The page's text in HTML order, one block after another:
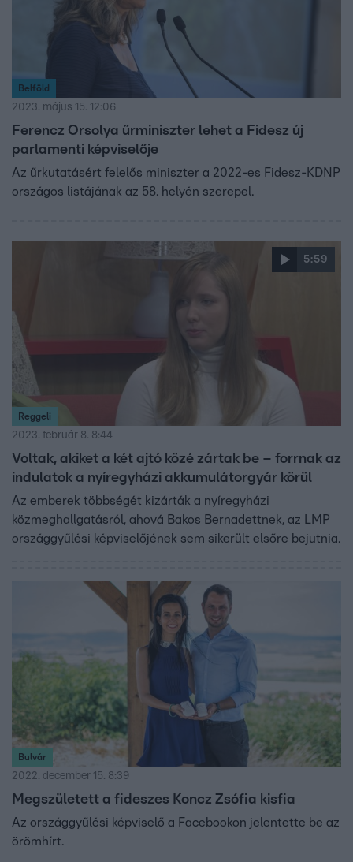
Belföld
2023. május 15. 12:06
Ferencz Orsolya űrminiszter lehet a Fidesz új
parlamenti képviselője
Az űrkutatásért felelős miniszter a 2022-es Fidesz-KDNP
országos listájának az 58. helyén szerepel.
5:59
Reggeli
2023. február 8. 8:44
Voltak, akiket a két ajtó közé zártak be – forrnak az
indulatok a nyíregyházi akkumulátorgyár körül
Az emberek többségét kizárták a nyíregyházi
közmeghallgatásról, ahová Bakos Bernadettnek, az LMP
országgyűlési képviselőjének sem sikerült elsőre bejutnia.
Bulvár
2022. december 15. 8:39
Megszületett a fideszes Koncz Zsófia kisfia
Az országgyűlési képviselő a Facebookon jelentette be az
örömhírt.